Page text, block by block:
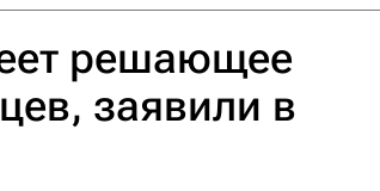
решающее
заявили в